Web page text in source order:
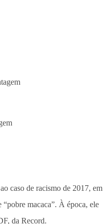
caso de racismo de 2017, em
macaca”. À época, ele
da Record.